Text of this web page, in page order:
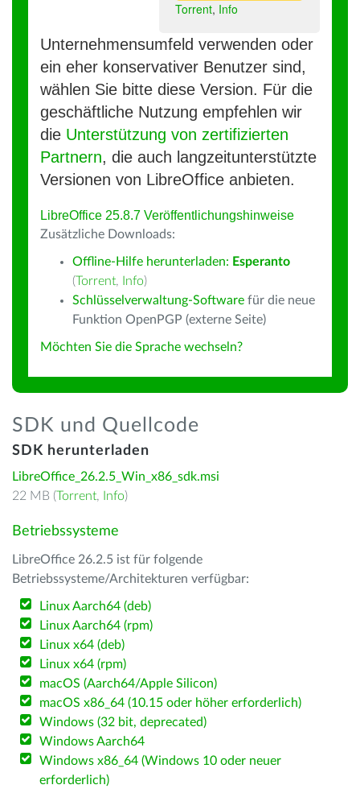
Torrent, Info
Unternehmensumfeld verwenden oder
ein eher konservativer Benutzer sind,
wählen Sie bitte diese Version. Für die
geschäftliche Nutzung empfehlen wir
die Unterstützung von zertifizierten
Partnern, die auch langzeitunterstützte
Versionen von LibreOffice anbieten.
LibreOffice 25.8.7 Veröffentlichungshinweise
Zusätzliche Downloads:
Offline-Hilfe herunterladen: Esperanto
(Torrent, Info)
Schlüsselverwaltung-Software für die neue
Funktion OpenPGP (externe Seite)
Möchten Sie die Sprache wechseln?
SDK und Quellcode
SDK herunterladen
LibreOffice_26.2.5_Win_x86_sdk.msi
22 MB (Torrent, Info)
Betriebssysteme
LibreOffice 26.2.5 ist für folgende
Betriebssysteme/Architekturen verfügbar:
Linux Aarch64 (deb)
Linux Aarch64 (rpm)
Linux x64 (deb)
Linux x64 (rpm)
macOS (Aarch64/Apple Silicon)
macOS x86_64 (10.15 oder höher erforderlich)
Windows (32 bit, deprecated)
Windows Aarch64
Windows x86_64 (Windows 10 oder neuer
erforderlich)